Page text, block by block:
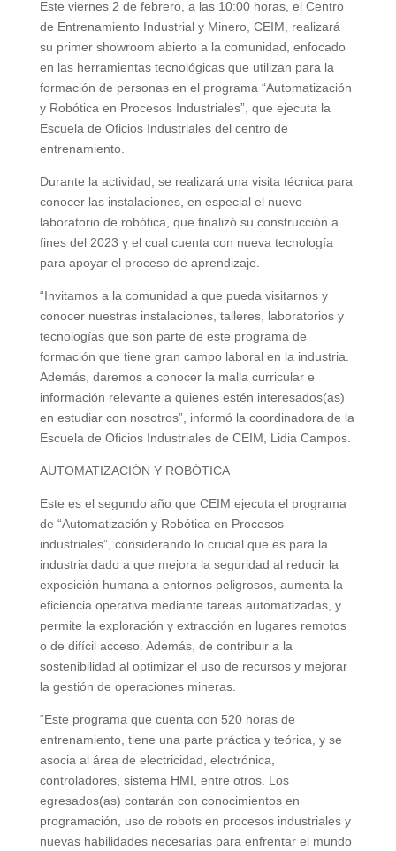
Este viernes 2 de febrero, a las 10:00 horas, el Centro
de Entrenamiento Industrial y Minero, CEIM, realizará
su primer showroom abierto a la comunidad, enfocado
en las herramientas tecnológicas que utilizan para la
formación de personas en el programa “Automatización
y Robótica en Procesos Industriales”, que ejecuta la
Escuela de Oficios Industriales del centro de
entrenamiento.
Durante la actividad, se realizará una visita técnica para
conocer las instalaciones, en especial el nuevo
laboratorio de robótica, que finalizó su construcción a
fines del 2023 y el cual cuenta con nueva tecnología
para apoyar el proceso de aprendizaje.
“Invitamos a la comunidad a que pueda visitarnos y
conocer nuestras instalaciones, talleres, laboratorios y
tecnologías que son parte de este programa de
formación que tiene gran campo laboral en la industria.
Además, daremos a conocer la malla curricular e
información relevante a quienes estén interesados(as)
en estudiar con nosotros”, informó la coordinadora de la
Escuela de Oficios Industriales de CEIM, Lidia Campos.
AUTOMATIZACIÓN Y ROBÓTICA
Este es el segundo año que CEIM ejecuta el programa
de “Automatización y Robótica en Procesos
industriales”, considerando lo crucial que es para la
industria dado a que mejora la seguridad al reducir la
exposición humana a entornos peligrosos, aumenta la
eficiencia operativa mediante tareas automatizadas, y
permite la exploración y extracción en lugares remotos
o de difícil acceso. Además, de contribuir a la
sostenibilidad al optimizar el uso de recursos y mejorar
la gestión de operaciones mineras.
“Este programa que cuenta con 520 horas de
entrenamiento, tiene una parte práctica y teórica, y se
asocia al área de electricidad, electrónica,
controladores, sistema HMI, entre otros. Los
egresados(as) contarán con conocimientos en
programación, uso de robots en procesos industriales y
nuevas habilidades necesarias para enfrentar el mundo